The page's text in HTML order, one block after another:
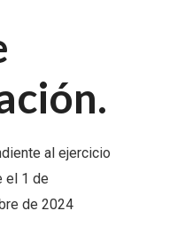
al ejercicio
el 1 de
de 2024